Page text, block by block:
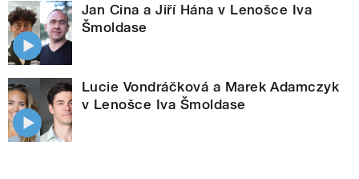
Jan Cina a Jiří Hána v Lenošce Iva
Šmoldase
Lucie Vondráčková a Marek Adamczyk
v Lenošce Iva Šmoldase